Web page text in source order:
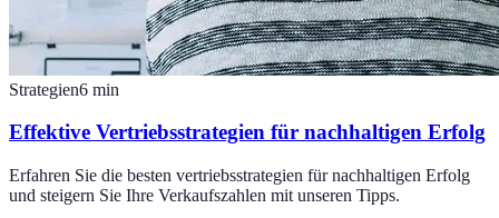
Strategien6 min
Effektive Vertriebsstrategien für nachhaltigen Erfolg
Erfahren Sie die besten vertriebsstrategien für nachhaltigen Erfolg
und steigern Sie Ihre Verkaufszahlen mit unseren Tipps.